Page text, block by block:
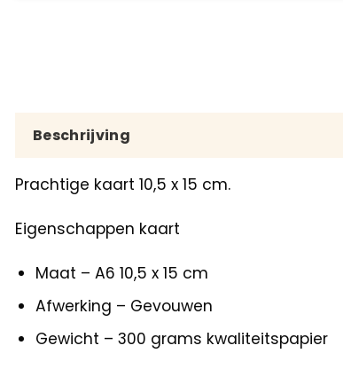
Beschrijving
Prachtige kaart 10,5 x 15 cm.
Eigenschappen kaart
Maat – A6 10,5 x 15 cm
Afwerking – Gevouwen
Gewicht – 300 grams kwaliteitspapier